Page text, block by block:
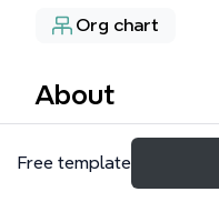
Org chart
About
Le mind map «
présente l'association
Free template